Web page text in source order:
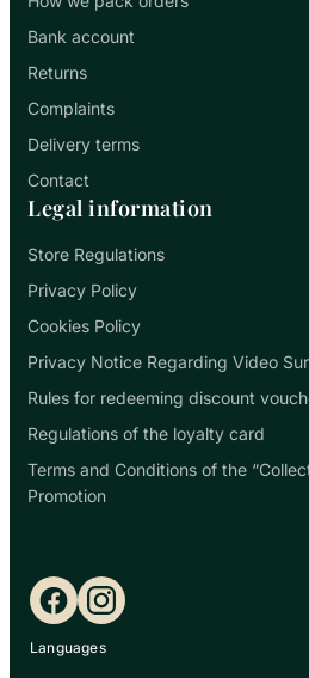
Bank account
Returns
Complaints
Delivery terms
Contact
Legal information
Store Regulations
Privacy Policy
Cookies Policy
Privacy Notice Regarding Video
Rules for redeeming discount
Regulations of the loyalty card
Terms and Conditions of the
Promotion
FacebookInstagram
Languages